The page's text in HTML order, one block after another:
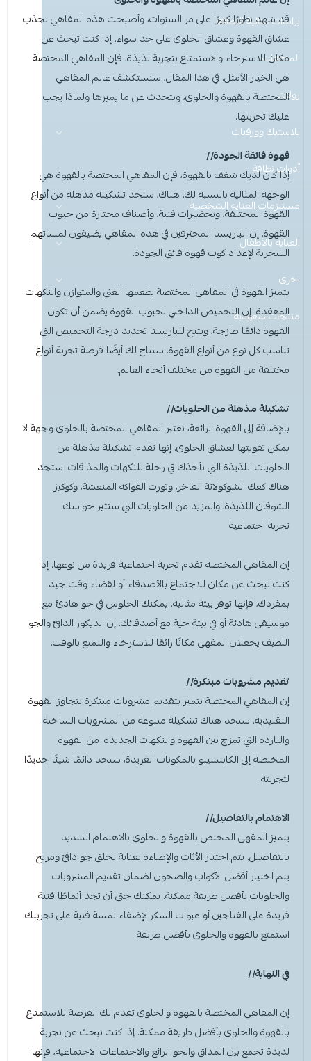
منظفات ومستلزمات المغسلة
سجاد ومفروشات
نظافة اليدين والعناية
غسيل الأطباق (يدوي وآلي)
مزيلات الشحوم
مطهرات ومعقمات
معادن وزجاج ولمعان الأسطح
عرض الكل
منظفات منزلية
عرض الكل
منظفات ارضيات
منظفات ملابس
منظفات صحون
منظفات اليدين
منظفات دورة المياه
معطر جو
أخرى
ادوات الحماية
عرض الكل
قفازات
كمامات
غطاء راس
غطاء ذراع
قبعة الشيف
مريلة مطبخ
للمشروبات والماكولات
عرض الكل
صحون بلاستيك
صحون مايكرويف
علب حلويات
قصدير ورول تغليف
سفره واكياس نفايات
الاكواب
حامل اكواب
مزاز واعود تحريك
براندات مثالية النظافة
عرض الكل
هيفيا
عرض الكل
قفازات
غطاء راس
غطاء ذراع
قبعة الشيف
نو باك
عرض الكل
الاكواب
قصدير وتغليف
Perfect Hygiene
عرض الكل
شمعة تسخين الطعام
ليفة واسفنج مواعين
مكنسة يد
قشاطة
منشفه مايكروفايبر
سلة نفايات
عربة تنظيف
عصا ممسحه
المنظفات
عرض الكل
منظفات منزلية
عرض الكل
منظفات ارضيات
منظفات ملابس
منظفات صحون
منظفات اليدين
منظفات دورة مياه
معطر جو
مزيل بقع وملمع
مزيل دهون
منظف زجاج ومتعدد الاستخدام
رولات
عرض الكل
تغليف وقصدير
رول مايكروفايبر
رول سفره ونفايات
ورق كاشير رول
بلاستيك وورقيات
عرض الكل
صحون بلاستيك
ملاعق وشوك وسكاكين
اكواب
مزاز واعواد تحريك
أدوات نظافة
مستلزمات العنايه الشخصية
عرض الكل
ادوات حماية
عرض الكل
قفازات
غطاء راس
غطاء ذراع
قبعة الشيف
مريله مطبخ
ادوات عناية
عرض الكل
شامبو
معقم
معجون اسنان
منشفه استخدام مرة واحدة
العناية بالاطفال
عرض الكل
شامبو اطفال
كولونيا
اخرى
عرض الكل
شمعة تسخين الطعام
منتجات سعودية
قد شهد تطورًا كبيرًا على مر السنوات، وأصبحت هذه المقاهي تجذب
عشاق القهوة وعشاق الحلوى على حد سواء. إذا كنت تبحث عن
مكان للاسترخاء والاستمتاع بتجربة لذيذة، فإن المقاهي المختصة
هي الخيار الأمثل. في هذا المقال، سنستكشف عالمالمقاهي
المختصة بالقهوة والحلوى،ونتحدث عن ما يميزها ولماذا يجب
عليك تجربتها.
قهوة فائقة الجودة//
إذا كان لديك شغف بالقهوة، فإنالمقاهي المختصة بالقهوةهي
الوجهة المثالية بالنسبة لك. هناك، ستجد تشكيلة مذهلة من أنواع
القهوة المختلفة، وتحضيرات فنية، وأصناف مختارة من حبوب
القهوة. إن الباريستا المحترفين في هذه المقاهي يضيفون لمساتهم
السحرية لإعداد كوب قهوة فائق الجودة.
يتميز القهوة في المقاهي المختصةبطعمها الغني والمتوازن والنكهات
المعقدة. إن التحميص الداخلي لحبوب القهوة يضمن أن تكون
القهوة دائمًا طازجة، ويتيح للباريستا تحديد درجة التحميص التي
تناسب كل نوع من أنواع القهوة. ستتاح لك أيضًا فرصة تجربة أنواع
مختلفة من القهوة من مختلف أنحاء العالم.
تشكيلة مذهلة من الحلويات//
بالإضافة إلى القهوة الرائعة، تعتبر المقاهي المختصة بالحلوىوجهة لا
يمكن تفويتها لعشاق الحلوى. إنها تقدم تشكيلة مذهلة من
الحلويات اللذيذة التي تأخذك في رحلة للنكهات والمذاقات. ستجد
هناك كعك الشوكولاتة الفاخر، وتورت الفواكه المنعشة، وكوكيز
الشوفان اللذيذة، والمزيد من الحلويات التي ستثير حواسك.
تجربة اجتماعية
إنالمقاهي المختصةتقدم تجربة اجتماعية فريدة من نوعها. إذا
كنت تبحث عن مكان للاجتماع بالأصدقاء أو لقضاء وقت جيد
بمفردك، فإنها توفر بيئة مثالية. يمكنك الجلوس في جو هادئ مع
موسيقى هادئة أو في بيئة حية مع أصدقائك. إن الديكور الدافئ والجو
اللطيف يجعلان المقهى مكانًا رائعًا للاسترخاء والتمتع بالوقت.
تقديم مشروبات مبتكرة//
إنالمقاهي المختصةتتميز بتقديم مشروبات مبتكرة تتجاوز القهوة
التقليدية. ستجد هناك تشكيلة متنوعة من المشروبات الساخنة
والباردة التي تمزج بين القهوة والنكهات الجديدة. من القهوة
المختصة إلى الكابتشينو بالمكونات الفريدة، ستجد دائمًا شيئًا جديدًا
لتجربته.
الاهتمام بالتفاصيل//
يتميز المقهى المختص بالقهوة والحلوىبالاهتمام الشديد
بالتفاصيل. يتم اختيار الأثاث والإضاءة بعناية لخلق جو دافئ ومريح.
يتم اختيار أفضل الأكواب والصحون لضمان تقديم المشروبات
والحلويات بأفضل طريقة ممكنة. يمكنك حتى أن تجد أنماطًا فنية
فريدة على الفناجين أو عبوات السكر لإضفاء لمسة فنية على تجربتك.
استمتع بالقهوة والحلوى بأفضل طريقة
في النهاية//
إن المقاهي المختصة بالقهوة والحلوى تقدم لك الفرصة للاستمتاع
بالقهوة والحلوى بأفضل طريقة ممكنة. إذا كنت تبحث عن تجربة
لذيذة تجمع بين المذاق والجو الرائع والاجتماعات الاجتماعية، فإنها